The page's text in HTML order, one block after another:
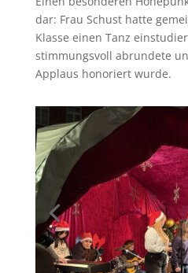
dar: Frau Schust hatte
Klasse einen Tanz
stimmungsvoll abrundete
Applaus honoriert wurde.